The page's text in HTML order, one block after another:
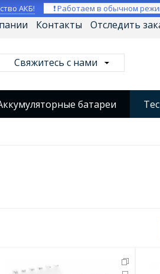
АКБ! ❗ Работаем в обычном
Контакты Отследить
Свяжитесь с нами
батареи